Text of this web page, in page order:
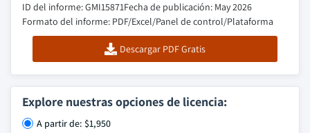
ID del informe: GMI15871Fecha de publicación: May 2026
Formato del informe: PDF/Excel/Panel de control/Plataforma
Descargar PDF Gratis
Explore nuestras opciones de licencia:
A partir de: $1,950